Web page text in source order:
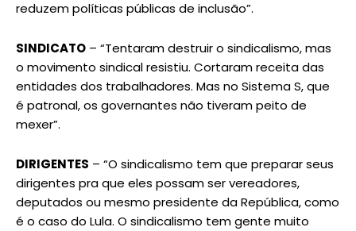
reduzem políticas públicas de inclusão”.
SINDICATO – “Tentaram destruir o sindicalismo, mas
o movimento sindical resistiu. Cortaram receita das
entidades dos trabalhadores. Mas no Sistema S, que
é patronal, os governantes não tiveram peito de
mexer”.
DIRIGENTES – “O sindicalismo tem que preparar seus
dirigentes pra que eles possam ser vereadores,
deputados ou mesmo presidente da República, como
é o caso do Lula. O sindicalismo tem gente muito